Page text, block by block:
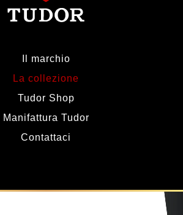
Il marchio
La collezione
Tudor Shop
Manifattura Tudor
Contattaci